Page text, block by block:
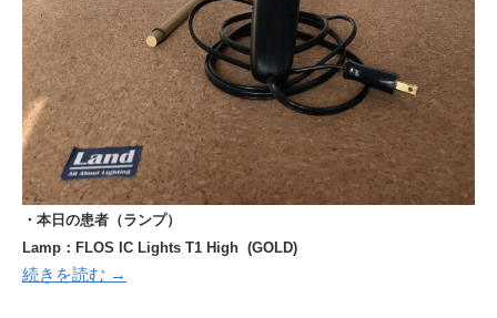
・本日の患者（ランプ）
Lamp：FLOS IC Lights T1 High (GOLD)
続きを読む →